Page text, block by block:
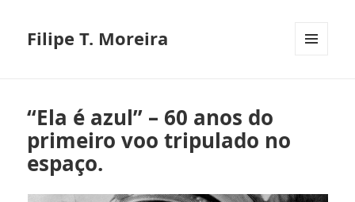
Filipe T. Moreira
“Ela é azul” – 60 anos do
primeiro voo tripulado no
espaço.